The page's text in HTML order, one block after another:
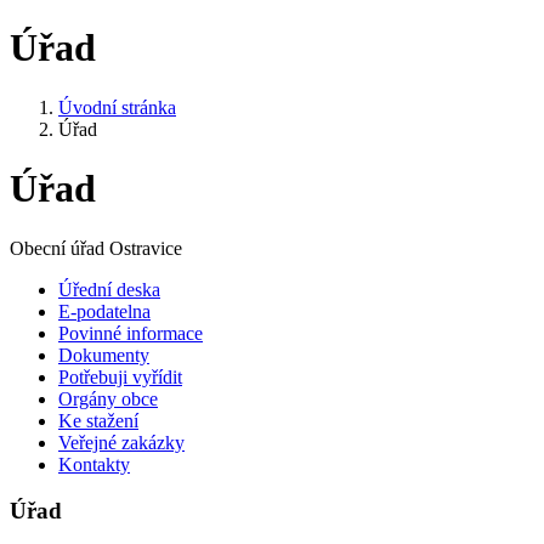
Úřad
Úvodní stránka
Úřad
Úřad
Obecní úřad Ostravice
Úřední deska
E-podatelna
Povinné informace
Dokumenty
Potřebuji vyřídit
Orgány obce
Ke stažení
Veřejné zakázky
Kontakty
Úřad